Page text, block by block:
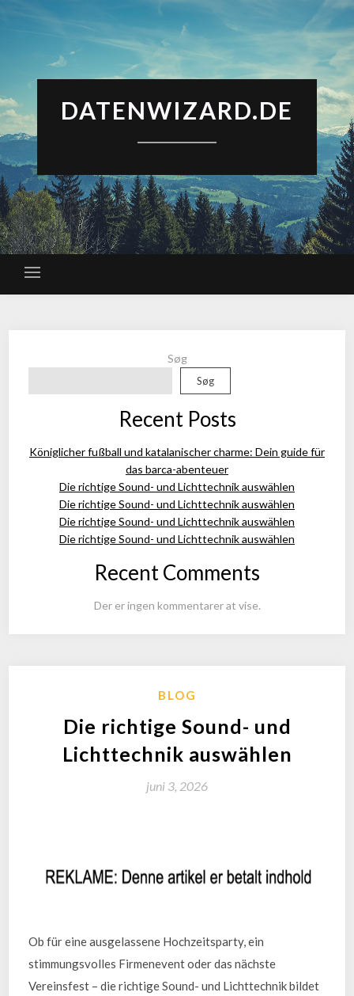
DATENWIZARD.DE
Søg
Søg
Recent Posts
Königlicher fußball und katalanischer charme: Dein guide für
das barca-abenteuer
Die richtige Sound- und Lichttechnik auswählen
Die richtige Sound- und Lichttechnik auswählen
Die richtige Sound- und Lichttechnik auswählen
Die richtige Sound- und Lichttechnik auswählen
Recent Comments
Der er ingen kommentarer at vise.
BLOG
Die richtige Sound- und
Lichttechnik auswählen
juni 3, 2026
Ob für eine ausgelassene Hochzeitsparty, ein
stimmungsvolles Firmenevent oder das nächste
Vereinsfest – die richtige Sound- und Lichttechnik bildet